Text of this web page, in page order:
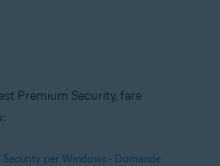
Premium Security, fare
per Windows - Domande